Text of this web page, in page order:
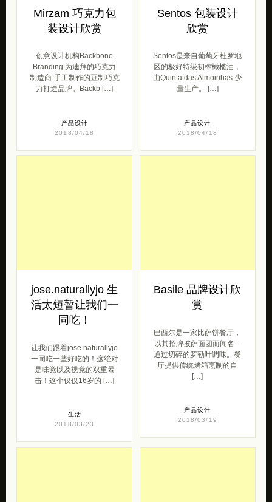
Mirzam 巧克力包
装设计欣赏
创意设计机构Backbone
Branding 为迪拜的巧克力
制造商-手工制作的豆制巧克
力打造品牌。Backb […]
产品设计
2018/04/18
Sentos 包装设计
欣赏
Sentos是来自葡萄牙杜罗地
区的极好特级初榨橄榄油，
由Quinta das Almoinhas 少
量生产。 […]
产品设计
2018/04/18
jose.naturallyjo 生
活太短暂让我们一
同吃！
让我们跟着jose.naturallyjo
一同吃一些好吃的！这绝对
是味觉以及视觉的双重暴
击！这个仅仅16岁的 […]
生活
2018/03/23
Basile 品牌设计欣
赏
巴西尔是一家比萨饼餐厅，
以其招牌披萨面团而闻名 –
通过切碎的罗勒叶调味。餐
厅提供传统烤箱烹制的自
[…]
产品设计
2018/03/19